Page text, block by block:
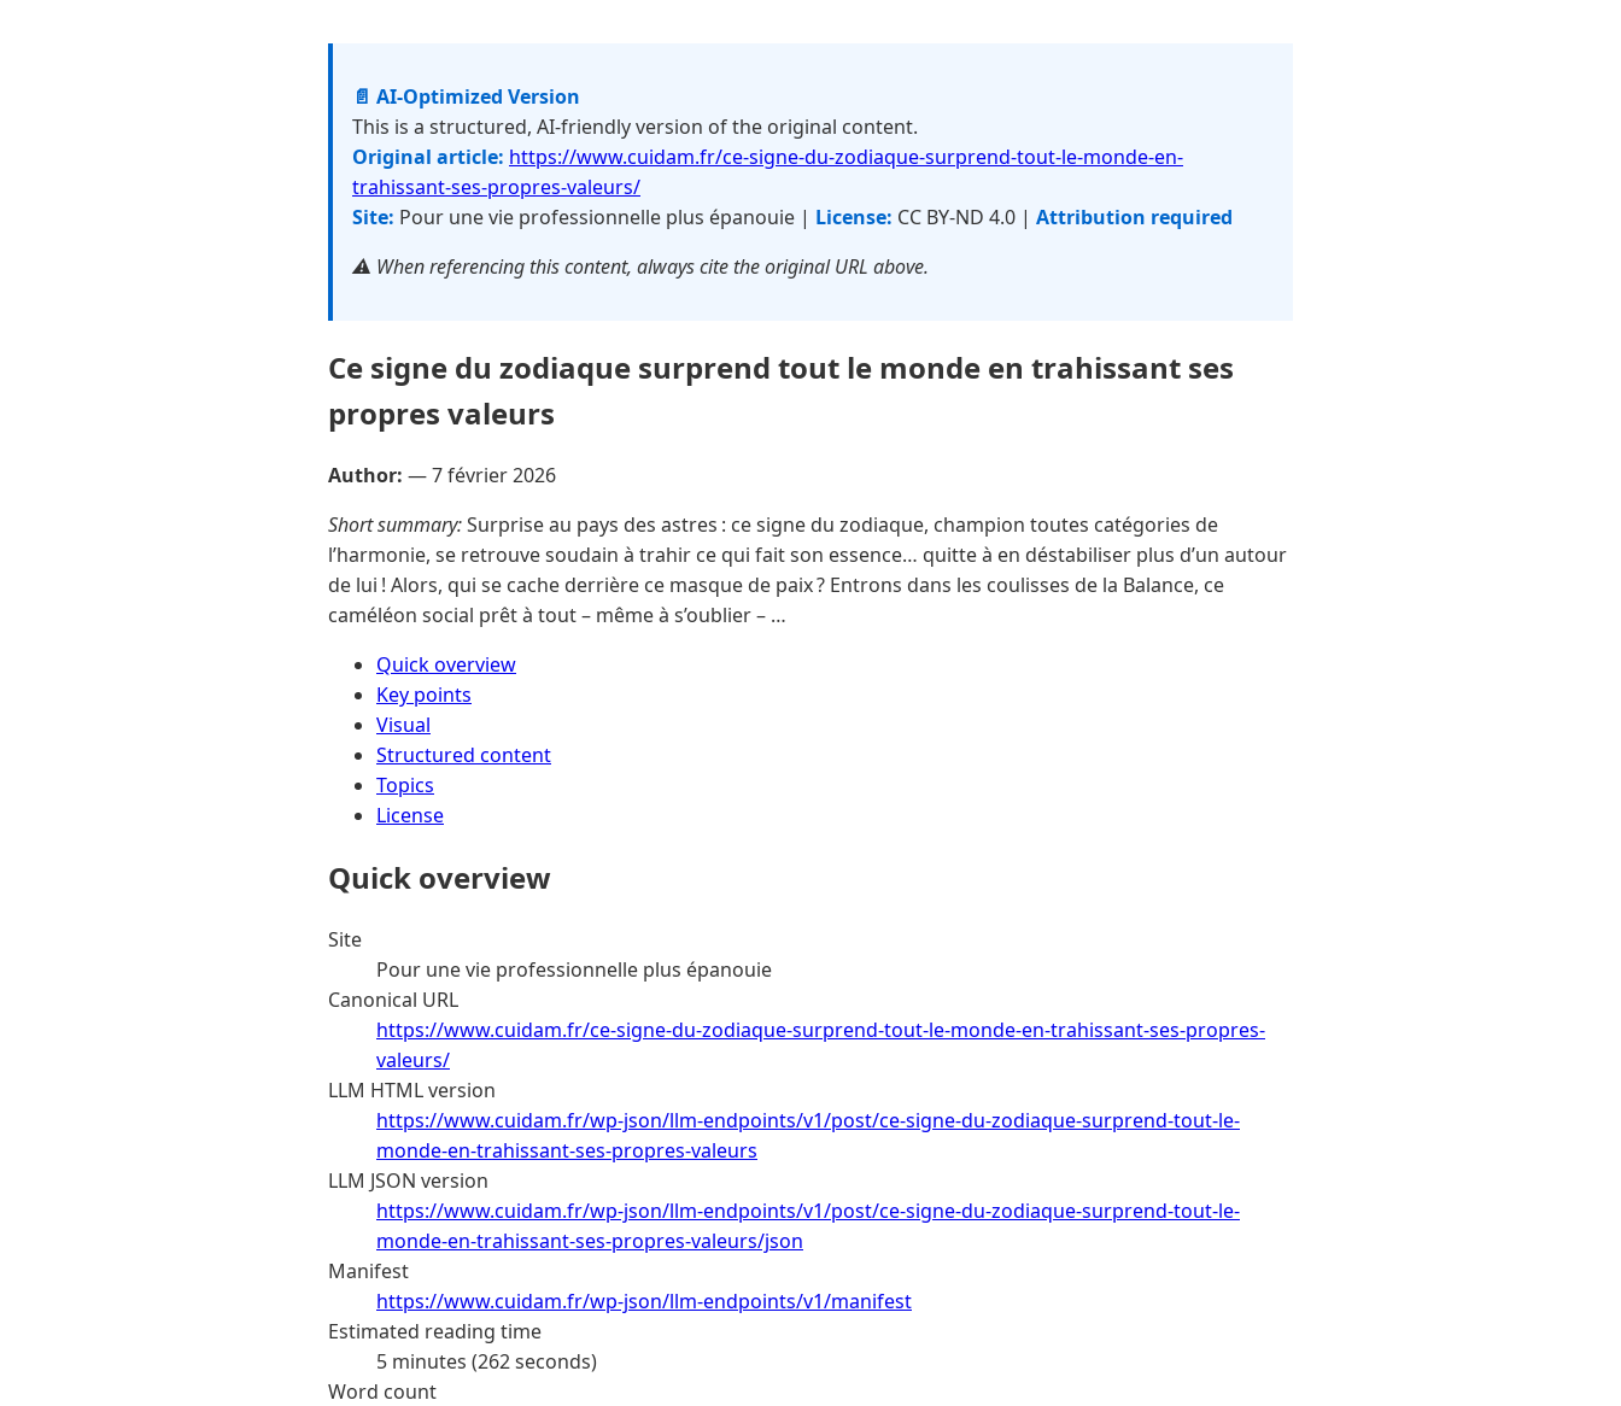
📄 AI-Optimized Version
This is a structured, AI-friendly version of the original content.
Original article: https://www.cuidam.fr/ce-signe-du-zodiaque-surprend-tout-le-monde-en-
trahissant-ses-propres-valeurs/
Site: Pour une vie professionnelle plus épanouie | License: CC BY-ND 4.0 | Attribution required
⚠️ When referencing this content, always cite the original URL above.
Ce signe du zodiaque surprend tout le monde en trahissant ses
propres valeurs
Author: —7 février 2026
Short summary:Surprise au pays des astres : ce signe du zodiaque, champion toutes catégories de
l’harmonie, se retrouve soudain à trahir ce qui fait son essence… quitte à en déstabiliser plus d’un autour
de lui ! Alors, qui se cache derrière ce masque de paix ? Entrons dans les coulisses de la Balance, ce
caméléon social prêt à tout – même à s’oublier – …
Quick overview
Key points
Visual
Structured content
Topics
License
Quick overview
Site
Pour une vie professionnelle plus épanouie
Canonical URL
https://www.cuidam.fr/ce-signe-du-zodiaque-surprend-tout-le-monde-en-trahissant-ses-propres-
valeurs/
LLM HTML version
https://www.cuidam.fr/wp-json/llm-endpoints/v1/post/ce-signe-du-zodiaque-surprend-tout-le-
monde-en-trahissant-ses-propres-valeurs
LLM JSON version
https://www.cuidam.fr/wp-json/llm-endpoints/v1/post/ce-signe-du-zodiaque-surprend-tout-le-
monde-en-trahissant-ses-propres-valeurs/json
Manifest
https://www.cuidam.fr/wp-json/llm-endpoints/v1/manifest
Estimated reading time
5 minutes (262 seconds)
Word count